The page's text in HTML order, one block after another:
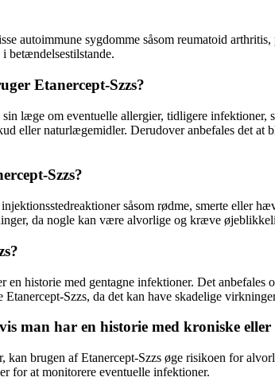
autoimmune sygdomme såsom reumatoid
betændelsestilstande.
Etanercept-Szzs?
læge om eventuelle allergier, tidligere
eller naturlægemidler. Derudover anbefales det at
Szzs?
såsom rødme, smerte eller
da nogle kan være alvorlige og kræve
historie med gentagne infektioner. Det
Szzs, da det kan have skadelige
man har en historie med kroniske
brugen af ​​Etanercept-Szzs øge risikoen for
for at monitorere eventuelle infektioner.